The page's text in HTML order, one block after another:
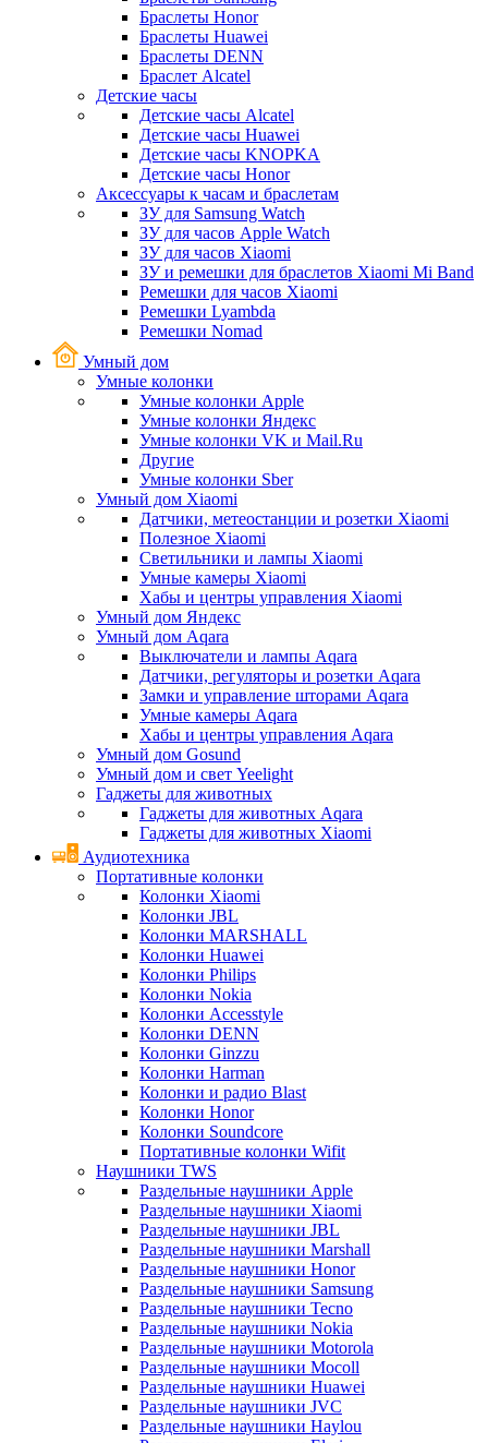
Браслеты Honor
Браслеты Huawei
Браслеты DENN
Браслет Alcatel
Детские часы
Детские часы Alcatel
Детские часы Huawei
Детские часы KNOPKA
Детские часы Honor
Аксессуары к часам и браслетам
ЗУ для Samsung Watch
ЗУ для часов Apple Watch
ЗУ для часов Xiaomi
ЗУ и ремешки для браслетов Xiaomi Mi Band
Ремешки для часов Xiaomi
Ремешки Lyambda
Ремешки Nomad
Умный дом
Умные колонки
Умные колонки Apple
Умные колонки Яндекс
Умные колонки VK и Mail.Ru
Другие
Умные колонки Sber
Умный дом Xiaomi
Датчики, метеостанции и розетки Xiaomi
Полезное Xiaomi
Светильники и лампы Xiaomi
Умные камеры Xiaomi
Хабы и центры управления Xiaomi
Умный дом Яндекс
Умный дом Aqara
Выключатели и лампы Aqara
Датчики, регуляторы и розетки Aqara
Замки и управление шторами Aqara
Умные камеры Aqara
Хабы и центры управления Aqara
Умный дом Gosund
Умный дом и свет Yeelight
Гаджеты для животных
Гаджеты для животных Aqara
Гаджеты для животных Xiaomi
Аудиотехника
Портативные колонки
Колонки Xiaomi
Колонки JBL
Колонки MARSHALL
Колонки Huawei
Колонки Philips
Колонки Nokia
Колонки Accesstyle
Колонки DENN
Колонки Ginzzu
Колонки Harman
Колонки и радио Blast
Колонки Honor
Колонки Soundcore
Портативные колонки Wifit
Наушники TWS
Раздельные наушники Apple
Раздельные наушники Xiaomi
Раздельные наушники JBL
Раздельные наушники Marshall
Раздельные наушники Honor
Раздельные наушники Samsung
Раздельные наушники Tecno
Раздельные наушники Nokia
Раздельные наушники Motorola
Раздельные наушники Mocoll
Раздельные наушники Huawei
Раздельные наушники JVC
Раздельные наушники Haylou